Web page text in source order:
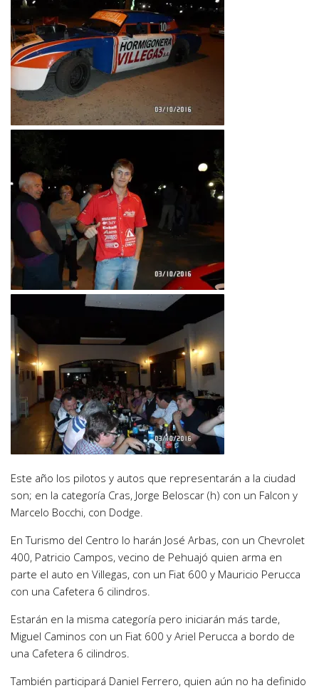
Este año los pilotos y autos que representarán a la ciudad
son; en la categoría Cras, Jorge Beloscar (h) con un Falcon y
Marcelo Bocchi, con Dodge.
En Turismo del Centro lo harán José Arbas, con un Chevrolet
400, Patricio Campos, vecino de Pehuajó quien arma en
parte el auto en Villegas, con un Fiat 600 y Mauricio Perucca
con una Cafetera 6 cilindros.
Estarán en la misma categoría pero iniciarán más tarde,
Miguel Caminos con un Fiat 600 y Ariel Perucca a bordo de
una Cafetera 6 cilindros.
También participará Daniel Ferrero, quien aún no ha definido